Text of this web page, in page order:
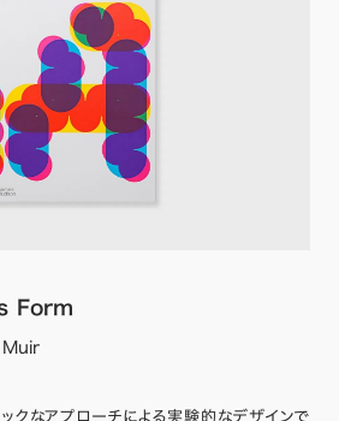
Form
Muir
ックなアプローチによる実験的なデザインで